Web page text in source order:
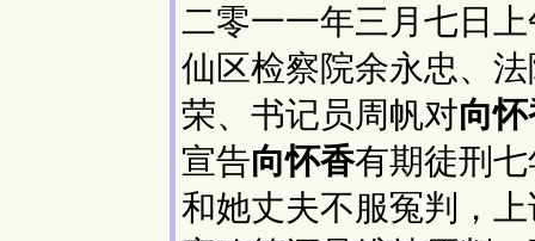
二零一一年三月七日
仙区检察院余永忠、
荣、书记员周帆对向
宣告向怀香有期徒刑
和她丈夫不服冤判，